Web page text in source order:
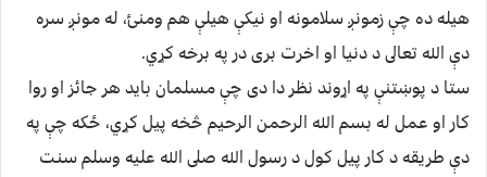
هيله ده چې زمونږ سلامونه او نيکې هيلې هم ومنئ، له مونږ سره
دې الله تعالى د دنيا او اخرت برى در په برخه کړي.
ستا د پوښتنې په اړوند نظر دا دى چې مسلمان بايد هر جائز او روا
کار او عمل له بسم الله الرحمن الرحيم څخه پيل کړي، ځکه چې په
دې طريقه د کار پيل کول د رسول الله صلى الله عليه وسلم سنت